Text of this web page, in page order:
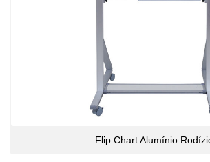
Flip Chart Alumínio